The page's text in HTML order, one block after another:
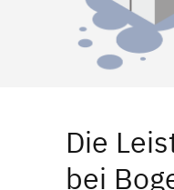
Die
bei